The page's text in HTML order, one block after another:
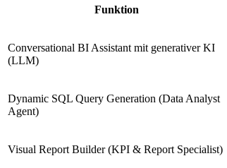
Funktion
Conversational BI Assistant mit generativer KI
(LLM)
Dynamic SQL Query Generation (Data Analyst
Agent)
Visual Report Builder (KPI & Report Specialist)